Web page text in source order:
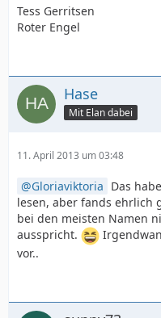
Tess Gerritsen
Roter Engel
Hase
Mit Elan dabei
11. April 2013 um 03:48
Gloriaviktoria Das
lesen, aber fands ehrlich
bei den meisten Namen
ausspricht.
vor..